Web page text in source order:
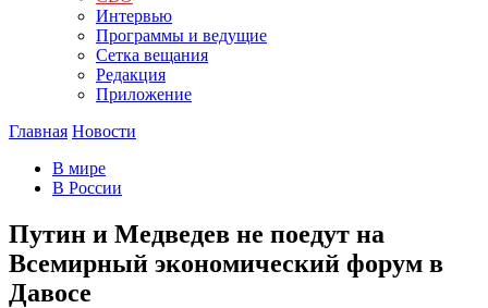
Интервью
Программы и ведущие
Сетка вещания
Редакция
Приложение
Главная Новости
В мире
В России
Путин и Медведев не поедут на
Всемирный экономический форум в
Давосе